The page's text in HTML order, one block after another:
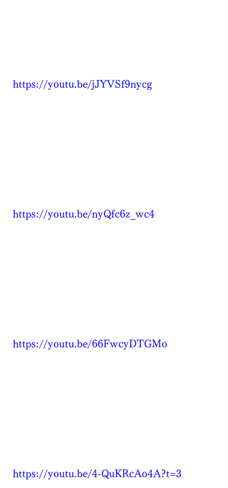
https://youtu.be/jJYVSf9nycg
https://youtu.be/nyQfc6z_wc4
https://youtu.be/66FwcyDTGMo
https://youtu.be/4-QuKRcAo4A?t=3